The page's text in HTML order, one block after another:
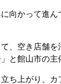
向かって進ん
、空き店舗
と館山市の主
ち上がり、